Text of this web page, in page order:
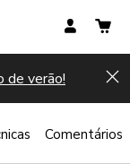
de verão!
Comentários